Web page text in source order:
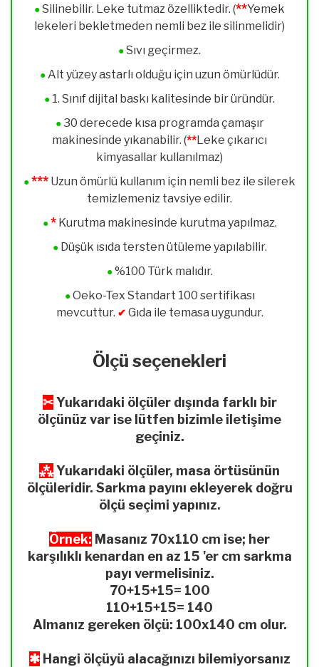
●Silinebilir. Leke tutmaz özelliktedir. (**Yemek
lekeleri bekletmeden nemli bez ile silinmelidir)
●Sıvı geçirmez.
● Alt yüzey astarlı olduğu için uzun ömürlüdür.
● 1. Sınıf dijital baskı kalitesinde bir üründür.
●30 derecede kısa programda çamaşır
makinesinde yıkanabilir. (**Leke çıkarıcı
kimyasallar kullanılmaz)
●*** Uzun ömürlü kullanım için nemli bez ile silerek
temizlemeniz tavsiye edilir.
●* Kurutma makinesinde kurutma yapılmaz.
● Düşük ısıda tersten ütüleme yapılabilir.
●%100 Türk malıdır.
●Oeko-Tex Standart 100 sertifikası
mevcuttur. ✔ Gıda ile temasa uygundur.
Ölçü seçenekleri
✂ Yukarıdaki ölçüler dışında farklı bir
ölçünüz var ise lütfen bizimle iletişime
geçiniz.
⁂Yukarıdaki ölçüler, masa örtüsünün
ölçüleridir. Sarkma payını ekleyerek doğru
ölçü seçimi yapınız.
Örnek: Masanız 70x110 cm ise; her
karşılıklı kenardan en az 15 'er cm sarkma
payı vermelisiniz.
70+15+15= 100
110+15+15= 140
Almanız gereken ölçü: 100x140 cm olur.
✱Hangi ölçüyü alacağınızı bilemiyorsanız